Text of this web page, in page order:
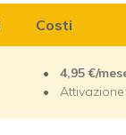
Costi
4,95 €/